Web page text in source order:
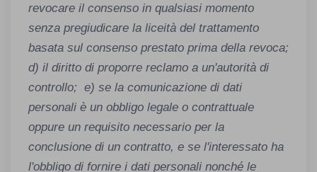
revocare il consenso in qualsiasi momento
senza pregiudicare la liceità del trattamento
basata sul consenso prestato prima della revoca;
d) il diritto di proporre reclamo a un'autorità di
controllo; e) se la comunicazione di dati
personali è un obbligo legale o contrattuale
oppure un requisito necessario per la
conclusione di un contratto, e se l'interessato ha
l'obbligo di fornire i dati personali nonché le